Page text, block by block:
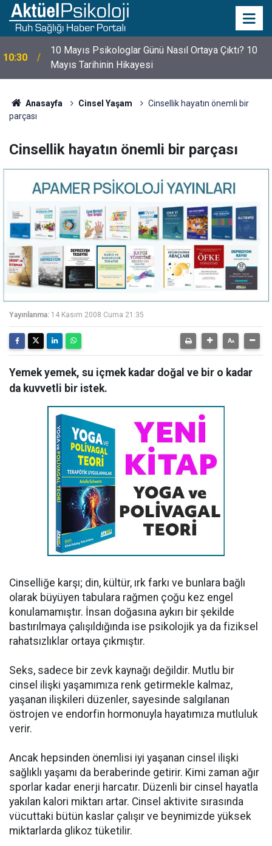
10:30
10 Mayıs Psikologlar Günü Nasıl Ortaya Çıktı? 10
Mayıs Tarihinin Hikayesi
Anasayfa Cinsel Yaşam
Cinsellik hayatın önemli bir
parçası
Cinsellik hayatın önemli bir parçası
Yayınlanma: 14 Kasım 2008 Cuma 21:35
Yemek yemek, su içmek kadar doğal ve bir o kadar
da kuvvetli bir istek.
Cinselliğe karşı; din, kültür, ırk farkı ve bunlara bağlı
olarak büyüyen tabulara rağmen çoğu kez engel
konulamamıştır. İnsan doğasına aykırı bir şekilde
bastırılmaya çalışıldığında ise psikolojik ya da fiziksel
rahatsızlıklar ortaya çıkmıştır.
Seks, sadece bir zevk kaynağı değildir. Mutlu bir
cinsel ilişki yaşamımıza renk getirmekle kalmaz,
yaşanan ilişkileri düzenler, sayesinde salgılanan
östrojen ve endorfin hormonuyla hayatımıza mutluluk
verir.
Ancak hepsinden önemlisi iyi yaşanan cinsel ilişki
sağlıklı yaşamı da beraberinde getirir. Kimi zaman ağır
sporlar kadar enerji harcatır. Düzenli bir cinsel hayatla
yakılan kalori miktarı artar. Cinsel aktivite sırasında
vücuttaki bütün kaslar çalışır ve beynimizde yüksek
miktarlarda glikoz tüketilir.